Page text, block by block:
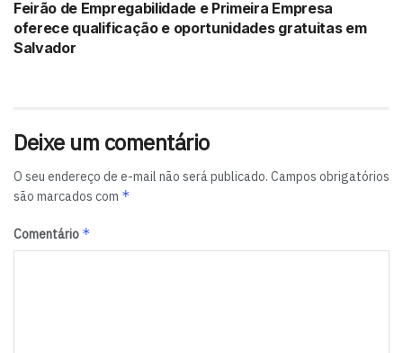
Feirão de Empregabilidade e Primeira Empresa
oferece qualificação e oportunidades gratuitas em
Salvador
Deixe um comentário
O seu endereço de e-mail não será publicado. Campos obrigatórios
são marcados com *
Comentário *